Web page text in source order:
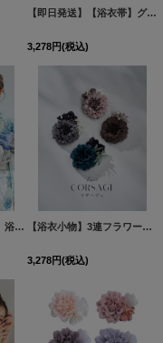
【即日発送】【浴衣帯】グラデーション/しわ帯単品 / しわ帯 / シワ帯 / 浴衣帯 / 兵児帯[OF01]
3,278円(税込)
【即日発送】【兵児帯】浴衣コーデを華やかにするスリットプリーツラメ兵児帯 単品販売[OF01] 【浴衣小物】3連フラワーコサージュ【4カラー】[OF04]
3,278円(税込)